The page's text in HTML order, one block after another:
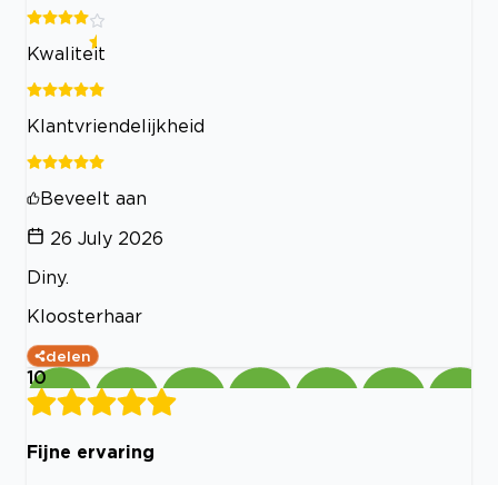
Kwaliteit
Klantvriendelijkheid
Beveelt aan
26 July 2026
Diny.
Kloosterhaar
delen
10
Fijne ervaring